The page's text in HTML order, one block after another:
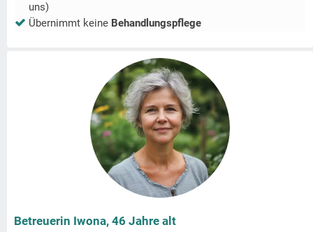
uns)
Übernimmt keine Behandlungspflege
Betreuerin Iwona, 46 Jahre alt